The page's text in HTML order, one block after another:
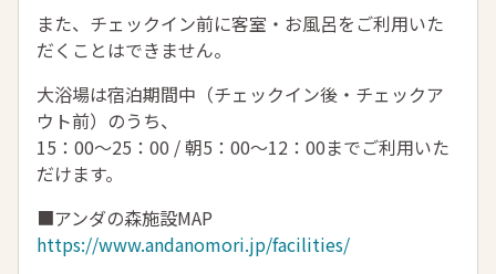
また、チェックイン前に客室・お風呂をご利用いた
だくことはできません。
大浴場は宿泊期間中（チェックイン後・チェックア
ウト前）のうち、
15：00～25：00 / 朝5：00～12：00までご利用いた
だけます。
■アンダの森施設MAP
https://www.andanomori.jp/facilities/